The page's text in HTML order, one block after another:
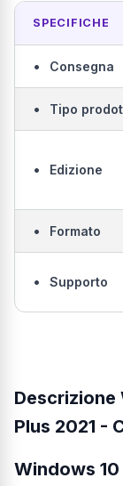
SPECIFICHE
• Consegna
• Tipo
• Edizione
• Formato
• Supporto
Descrizione
Plus 2021 -
Windows